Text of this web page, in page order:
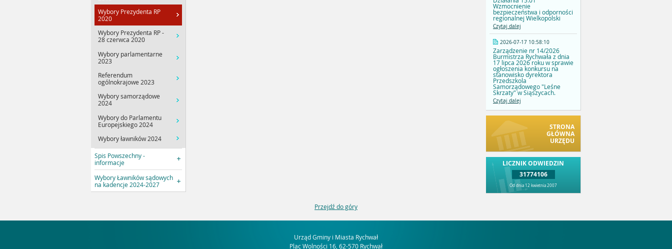
Wybory Prezydenta RP
2020
Wybory Prezydenta RP -
28 czerwca 2020
Wybory parlamentarne
2023
Referendum
ogólnokrajowe 2023
Wybory samorządowe
2024
Wybory do Parlamentu
Europejskiego 2024
Wybory ławników 2024
Spis Powszechny -
informacje
Wybory Ławników sądowych
na kadencje 2024-2027
Wzmocnienie
bezpieczeństwa i odporności
regionalnej Wielkopolski
Czytaj dalej
2026-07-17 10:58:10
Zarządzenie nr 14/2026
Burmistrza Rychwała z dnia
17 lipca 2026 roku w sprawie
ogłoszenia konkursu na
stanowisko dyrektora
Przedszkola
Samorządowego "Leśne
Skrzaty" w Siąszycach.
Czytaj dalej
STRONA
GŁÓWNA
URZĘDU
LICZNIK ODWIEDZIN
31774106
Od dnia 12 kwietnia 2007
Przejdź do góry
Urząd Gminy i Miasta Rychwał
Plac Wolności 16, 62-570 Rychwał